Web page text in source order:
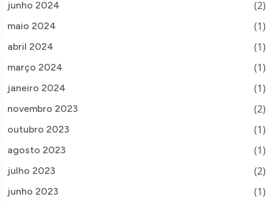
junho 2024 (2)
maio 2024 (1)
abril 2024 (1)
março 2024 (1)
janeiro 2024 (1)
novembro 2023 (2)
outubro 2023 (1)
agosto 2023 (1)
julho 2023 (2)
junho 2023 (1)